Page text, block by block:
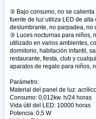
③ Bajo consumo, no se
fuente de luz utiliza LED de
deslumbrante, no parpadea, no
③ Luces nocturnas para niños,
utilizado en varios ambientes,
dormitorio, habitación infantil,
restaurante, fiesta, club y
aparatos de regalo para niños,
Parámetro:
Material del panel de luz:
Consumo: 0,012kw. h/24 horas
Vida útil del LED: 10000 horas
Potencia: 0,5 W